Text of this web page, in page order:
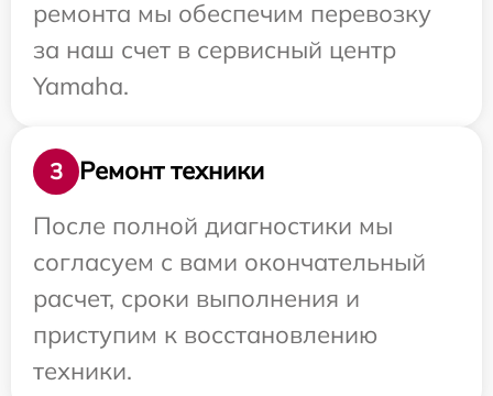
ремонта мы обеспечим перевозку
за наш счет в сервисный центр
Yamaha.
3
Ремонт техники
После полной диагностики мы
согласуем с вами окончательный
расчет, сроки выполнения и
приступим к восстановлению
техники.